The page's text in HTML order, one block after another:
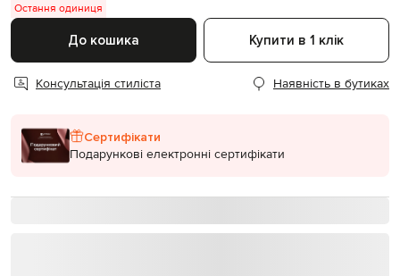
Остання одиниця
До кошика Купити в 1 клік
Консультація стиліста Наявність в бутиках
Сертифікати
Подарункові електронні сертифікати